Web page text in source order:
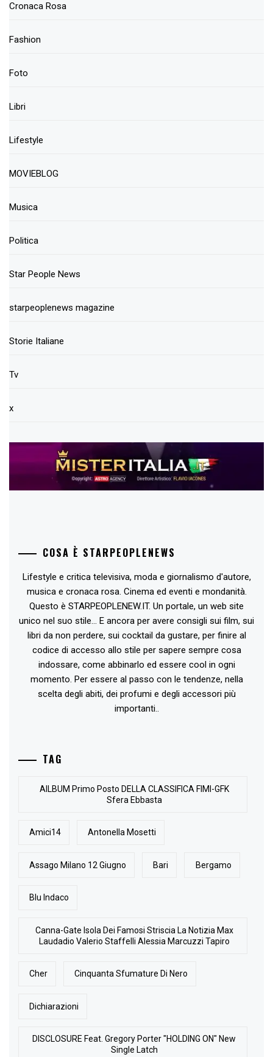
Cronaca Rosa
Fashion
Foto
Libri
Lifestyle
MOVIEBLOG
Musica
Politica
Star People News
starpeoplenews magazine
Storie Italiane
Tv
x
COSA È STARPEOPLENEWS
Lifestyle e critica televisiva, moda e giornalismo d'autore,
musica e cronaca rosa. Cinema ed eventi e mondanità.
Questo è STARPEOPLENEW.IT. Un portale, un web site
unico nel suo stile... E ancora per avere consigli sui film, sui
libri da non perdere, sui cocktail da gustare, per finire al
codice di accesso allo stile per sapere sempre cosa
indossare, come abbinarlo ed essere cool in ogni
momento. Per essere al passo con le tendenze, nella
scelta degli abiti, dei profumi e degli accessori più
importanti..
TAG
AlLBUM Primo Posto DELLA CLASSIFICA FIMI-GFK
Sfera Ebbasta
Amici14 Antonella Mosetti
Assago Milano 12 Giugno Bari Bergamo
Blu Indaco
Canna-Gate Isola Dei Famosi Striscia La Notizia Max
Laudadio Valerio Staffelli Alessia Marcuzzi Tapiro
Cher Cinquanta Sfumature Di Nero
Dichiarazioni
DISCLOSURE Feat. Gregory Porter "HOLDING ON" New
Single Latch